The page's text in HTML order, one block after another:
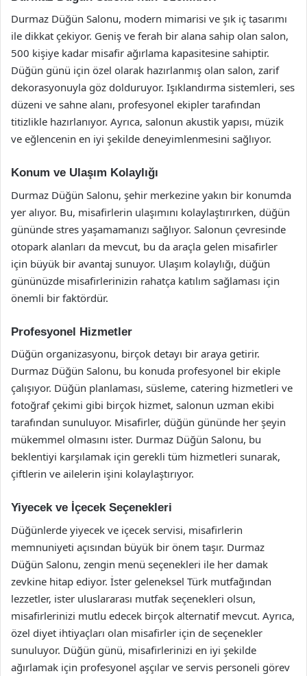
Durmaz Düğün Salonu, modern mimarisi ve şık iç tasarımı
ile dikkat çekiyor. Geniş ve ferah bir alana sahip olan salon,
500 kişiye kadar misafir ağırlama kapasitesine sahiptir.
Düğün günü için özel olarak hazırlanmış olan salon, zarif
dekorasyonuyla göz dolduruyor. Işıklandırma sistemleri, ses
düzeni ve sahne alanı, profesyonel ekipler tarafından
titizlikle hazırlanıyor. Ayrıca, salonun akustik yapısı, müzik
ve eğlencenin en iyi şekilde deneyimlenmesini sağlıyor.
Konum ve Ulaşım Kolaylığı
Durmaz Düğün Salonu, şehir merkezine yakın bir konumda
yer alıyor. Bu, misafirlerin ulaşımını kolaylaştırırken, düğün
gününde stres yaşamamanızı sağlıyor. Salonun çevresinde
otopark alanları da mevcut, bu da araçla gelen misafirler
için büyük bir avantaj sunuyor. Ulaşım kolaylığı, düğün
gününüzde misafirlerinizin rahatça katılım sağlaması için
önemli bir faktördür.
Profesyonel Hizmetler
Düğün organizasyonu, birçok detayı bir araya getirir.
Durmaz Düğün Salonu, bu konuda profesyonel bir ekiple
çalışıyor. Düğün planlaması, süsleme, catering hizmetleri ve
fotoğraf çekimi gibi birçok hizmet, salonun uzman ekibi
tarafından sunuluyor. Misafirler, düğün gününde her şeyin
mükemmel olmasını ister. Durmaz Düğün Salonu, bu
beklentiyi karşılamak için gerekli tüm hizmetleri sunarak,
çiftlerin ve ailelerin işini kolaylaştırıyor.
Yiyecek ve İçecek Seçenekleri
Düğünlerde yiyecek ve içecek servisi, misafirlerin
memnuniyeti açısından büyük bir önem taşır. Durmaz
Düğün Salonu, zengin menü seçenekleri ile her damak
zevkine hitap ediyor. İster geleneksel Türk mutfağından
lezzetler, ister uluslararası mutfak seçenekleri olsun,
misafirlerinizi mutlu edecek birçok alternatif mevcut. Ayrıca,
özel diyet ihtiyaçları olan misafirler için de seçenekler
sunuluyor. Düğün günü, misafirlerinizi en iyi şekilde
ağırlamak için profesyonel aşçılar ve servis personeli görev